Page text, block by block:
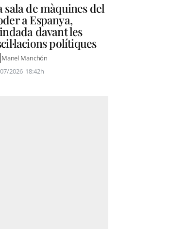
sala de màquines del
a Espanya,
davant les
polítiques
Manel Manchón
2026 18:42h